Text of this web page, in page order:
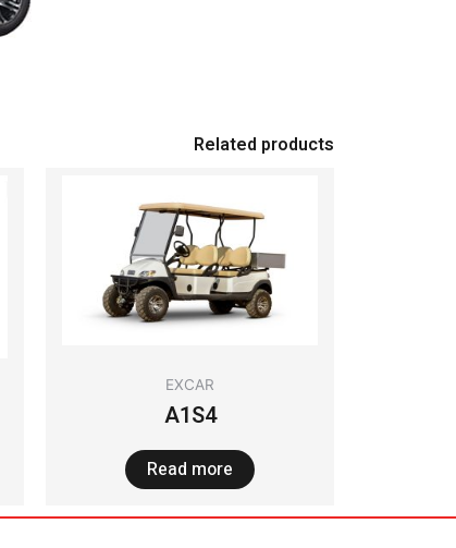
Related products
EXCAR
A1S4
Read more